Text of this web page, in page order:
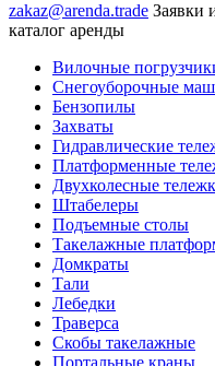
zakaz@arenda.trade Заявки
каталог аренды
Вилочные
Снегоуборочные
Бензопилы
Захваты
Гидравлические
Платформенные
Двухколесные
Штабелеры
Подъемные столы
Такелажные
Домкраты
Тали
Лебедки
Траверса
Скобы такелажные